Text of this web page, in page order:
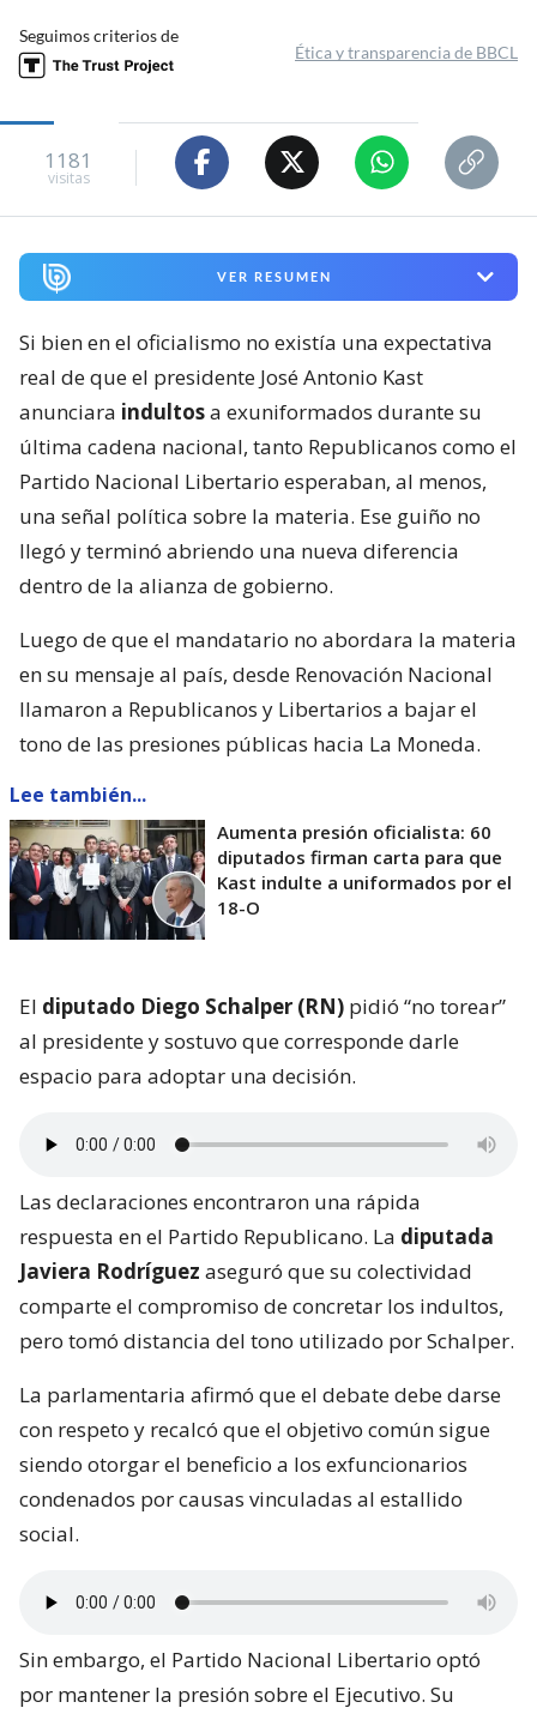
Seguimos criterios de
Ética y transparencia de BBCL
1181
visitas
VER RESUMEN
Si bien en el oficialismo no existía una expectativa
real de que el presidente José Antonio Kast
anunciara indultosa exuniformados durante su
última cadena nacional, tanto Republicanos como el
Partido Nacional Libertario esperaban, al menos,
una señal política sobre la materia. Ese guiño no
llegó y terminó abriendo una nueva diferencia
dentro de la alianza de gobierno.
Luego de que el mandatario no abordara la materia
en su mensaje al país, desde Renovación Nacional
llamaron a Republicanos y Libertarios a bajar el
tono de las presiones públicas hacia La Moneda.
Lee también...
Aumenta presión oficialista: 60
diputados firman carta para que
Kast indulte a uniformados por el
18-O
El diputado Diego Schalper (RN) pidió “no torear”
al presidente y sostuvo que corresponde darle
espacio para adoptar una decisión.
Las declaraciones encontraron una rápida
respuesta en el Partido Republicano. La diputada
Javiera Rodríguez aseguró que su colectividad
comparte el compromiso de concretar los indultos,
pero tomó distancia del tono utilizado por Schalper.
La parlamentaria afirmó que el debate debe darse
con respeto y recalcó que el objetivo común sigue
siendo otorgar el beneficio a los exfuncionarios
condenados por causas vinculadas al estallido
social.
Sin embargo, el Partido Nacional Libertario optó
por mantener la presión sobre el Ejecutivo. Su